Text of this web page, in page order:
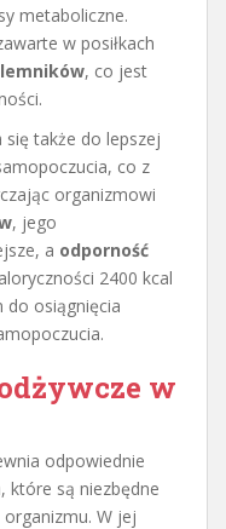
metaboliczne.
w posiłkach
, co jest
się także do lepszej
co z
organizmowi
, jego
a odporność
2400 kcal
do osiągnięcia
w
odpowiednie
które są niezbędne
W jej